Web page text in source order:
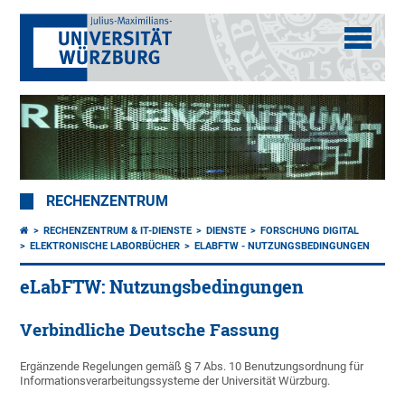
RECHENZENTRUM
RECHENZENTRUM & IT-DIENSTE DIENSTE
FORSCHUNG DIGITAL
ELEKTRONISCHE LABORBÜCHER
ELABFTW - NUTZUNGSBEDINGUNGEN
eLabFTW: Nutzungsbedingungen
Verbindliche Deutsche Fassung
Ergänzende Regelungen gemäß § 7 Abs. 10 Benutzungsordnung für
Informationsverarbeitungssysteme der Universität Würzburg.